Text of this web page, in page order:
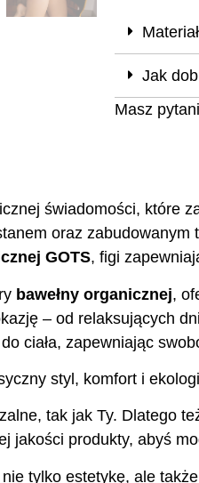
Jak
Masz
świadomości, które
oraz zabudowanym
GOTS, figi
bawełny organicznej,
– od relaksujących
ciała, zapewniając
styl, komfort i
tak jak Ty. Dlatego
jakości produkty, abyś
tylko estetykę, ale